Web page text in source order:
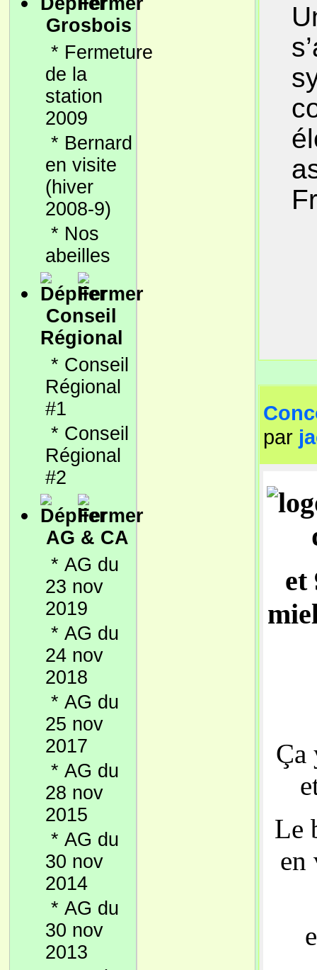
Grosbois
* Fermeture
de la
station
2009
* Bernard
en visite
(hiver
2008-9)
* Nos
abeilles
Conseil
Régional
* Conseil
Régional
#1
* Conseil
Régional
#2
AG & CA
* AG du
23 nov
2019
* AG du
24 nov
2018
* AG du
25 nov
2017
* AG du
28 nov
2015
* AG du
30 nov
2014
* AG du
30 nov
2013
par
et
Ça
Le
en